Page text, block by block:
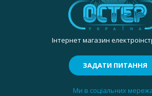
Інтернет магазин
ЗАДАТИ ПИТАННЯ
Ми в соціальних